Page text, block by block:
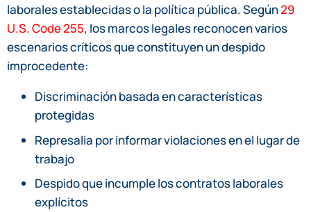
laborales establecidas o la política pública. Según29
U.S. Code 255, los marcos legales reconocen varios
escenarios críticos que constituyen un despido
improcedente:
Discriminación basada en características
protegidas
Represalia por informar violaciones en el lugar de
trabajo
Despido que incumple los contratos laborales
explícitos